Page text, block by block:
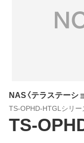
NAS〈テラステーシ
TS-OPHD-HTGLシリー
TS-